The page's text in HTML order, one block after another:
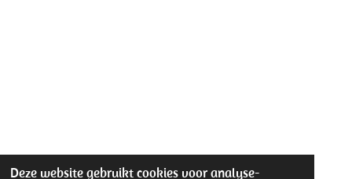
Deze website gebruikt cookies voor analyse-